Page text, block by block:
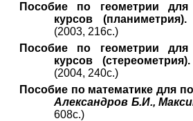
Пособие по геометрии для
курсов
(2003, 216с.)
Пособие по геометрии для
курсов (стереометрия).
(2004, 240с.)
Пособие по математике для
Александров Б.И.,
608с.)